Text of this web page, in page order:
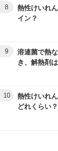
8
熱性けいれ
イン？
9
溶連菌で熱
き、解熱剤
10
熱性けいれ
どれくらい？